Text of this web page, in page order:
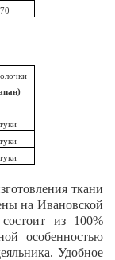
ткани
на Ивановской
из 100%
особенностью
Удобное